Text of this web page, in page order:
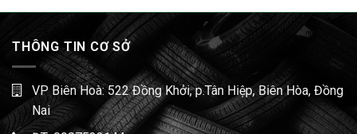
THÔNG TIN CƠ SỞ
VP Biên Hoà: 522 Đồng Khởi, p.Tân Hiệp, Biên Hòa, Đồng
Nai